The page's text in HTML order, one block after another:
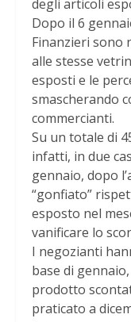
degli articoli
Dopo il 6
Finanzieri sono
alle stesse
esposti e le
smascherando
commercianti.
Su un totale di
infatti, in due
gennaio, dopo
“gonfiato”
esposto nel
vanificare lo
I negozianti
base di
prodotto
praticato a